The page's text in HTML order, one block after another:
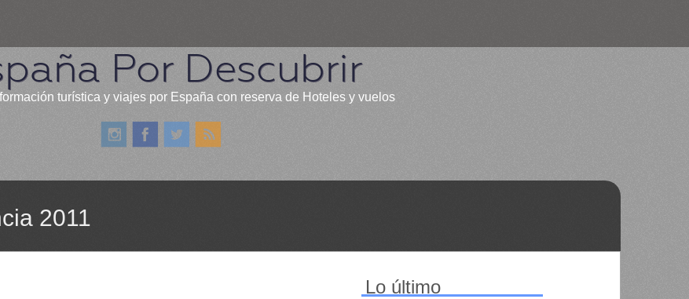
Por Descubrir
turística y viajes por España con reserva de Hoteles y vuelos
2011
Lo último